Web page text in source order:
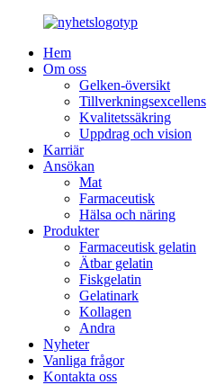
Hem
Om oss
Gelken-översikt
Tillverkningsexcellens
Kvalitetssäkring
Uppdrag och vision
Karriär
Ansökan
Mat
Farmaceutisk
Hälsa och näring
Produkter
Farmaceutisk gelatin
Ätbar gelatin
Fiskgelatin
Gelatinark
Kollagen
Andra
Nyheter
Vanliga frågor
Kontakta oss